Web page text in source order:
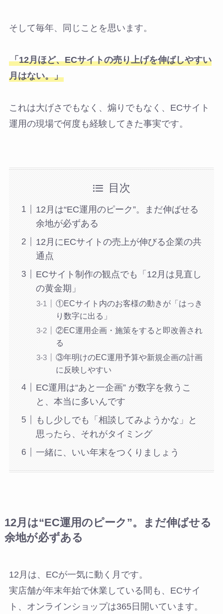
そして毎年、同じことを思います。
「12月ほど、ECサイトの売り上げを伸ばしやすい
月はない。」
これは大げさでもなく、煽りでもなく、ECサイト
運用の現場で何度も経験してきた事実です。
目次
12月は“EC運用のピーク”。まだ伸ばせる
余地が必ずある
12月にECサイトの売上が伸びる企業の共
通点
ECサイト制作の観点でも「12月は見直し
の黄金期」
①ECサイト内のお客様の動きが「はっき
り数字に出る」
②EC運用企画・施策をすると即改善され
る
③年明けのEC運用予算や新規企画の計画
に反映しやすい
EC運用は“あと一企画” が数字を救うこ
と、本当に多いんです
もし少しでも「相談してみようかな」と
思ったら、それがタイミング
一緒に、いい年末をつくりましょう
12月は“EC運用のピーク”。まだ伸ばせる
余地が必ずある
12月は、ECが一気に動く月です。
実店舗が年末年始で休業している間も、ECサイ
ト、オンラインショップは365日開いています。